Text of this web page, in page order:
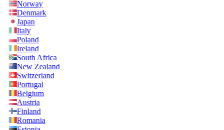
Norway
Denmark
Japan
Italy
Poland
Ireland
South Africa
New Zealand
Switzerland
Portugal
Belgium
Austria
Finland
Romania